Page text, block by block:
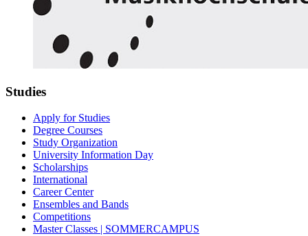
Studies
Apply for Studies
Degree Courses
Study Organization
University Information Day
Scholarships
International
Career Center
Ensembles and Bands
Competitions
Master Classes | SOMMERCAMPUS